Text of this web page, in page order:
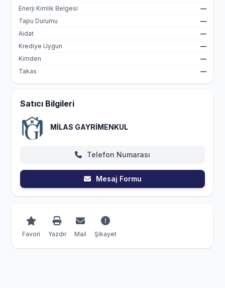
Enerji Kimlik Belgesi
—
Tapu Durumu
—
Aidat
—
Krediye Uygun
—
Kimden
—
Takas
—
Satıcı Bilgileri
MİLAS GAYRİMENKUL
Telefon Numarası
Mesaj Formu
Favori Yazdır Mail Şikayet